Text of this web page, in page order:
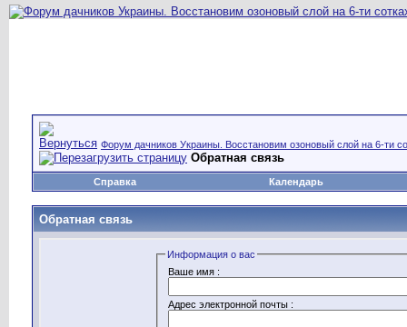
Форум дачников Украины. Восстановим озоновый слой на 6-ти
Обратная связь
Справка Календарь
Обратная связь
Информация о вас
Ваше имя :
Адрес электронной почты :